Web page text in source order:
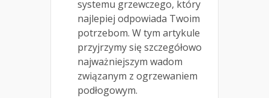
systemu grzewczego, który
najlepiej odpowiada Twoim
potrzebom. W tym artykule
przyjrzymy się szczegółowo
najważniejszym wadom
związanym z ogrzewaniem
podłogowym.